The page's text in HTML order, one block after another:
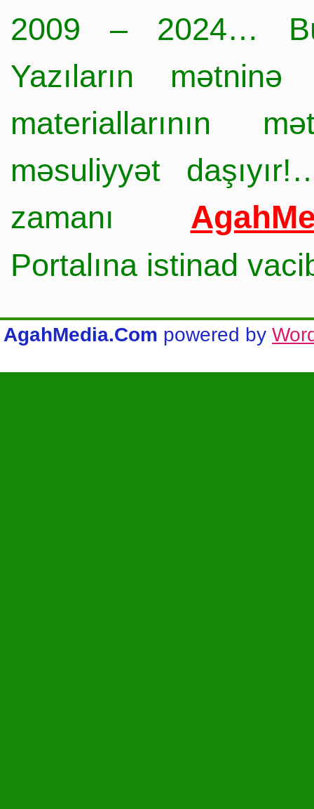
2009 – 2024…
Yazıların
materiallarının
məsuliyyət
zamanı
Portalına istinad
AgahMedia.Com powered by